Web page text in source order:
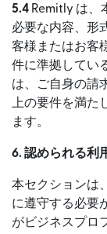
5.4 Remitly は、
必要な内容、形
客様またはお客
件に準拠してい
は、ご自身の請
上の要件を満
ます。
6. 認められる利
本セクションは
に遵守する必要
がビジネスプロ